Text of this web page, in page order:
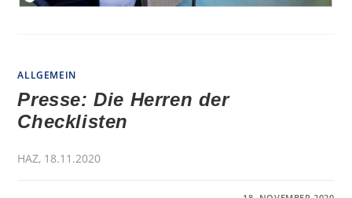
ALLGEMEIN
Presse: Die Herren der
Checklisten
HAZ, 18.11.2020